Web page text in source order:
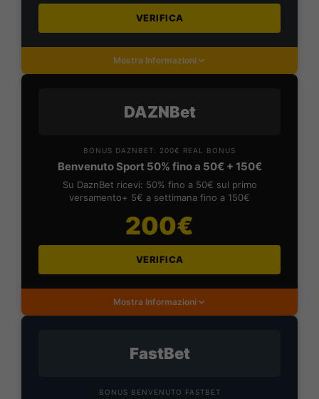
VERIFICA
Mostra Informazioni
DAZNBet
BONUS DAZNBET: 200€ REAL BONUS
Benvenuto Sport 50% fino a 50€ + 150€
Su DaznBet ricevi: 50% fino a 50€ sul primo
versamento+ 5€ a settimana fino a 150€
200€
VERIFICA
Mostra Informazioni
FastBet
BONUS BENVENUTO FASTBET